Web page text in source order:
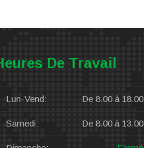
De Travail
Lun-Vend: De 8.00 à 18.00
Samedi: De 8.00 à 13.00